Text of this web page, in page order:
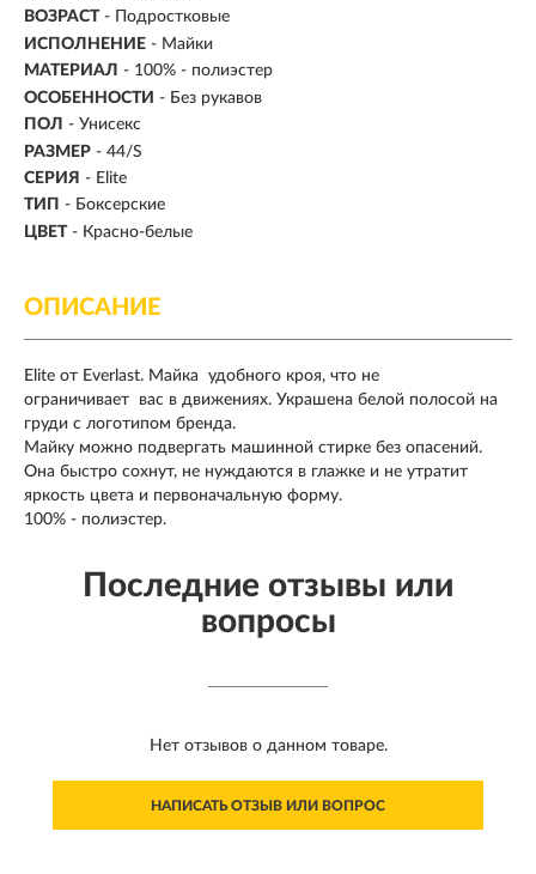
ВОЗРАСТ - Подростковые
ИСПОЛНЕНИЕ - Майки
МАТЕРИАЛ - 100% - полиэстер
ОСОБЕННОСТИ - Без рукавов
ПОЛ - Унисекс
РАЗМЕР - 44/S
СЕРИЯ - Elite
ТИП - Боксерские
ЦВЕТ - Красно-белые
ОПИСАНИЕ
Elite от Everlast. Майка удобного кроя, что не
ограничивает вас в движениях. Украшена белой полосой на
груди с логотипом бренда.
Майку можно подвергать машинной стирке без опасений.
Она быстро сохнут, не нуждаются в глажке и не утратит
яркость цвета и первоначальную форму.
100% - полиэстер.
Последние отзывы или
вопросы
Нет отзывов о данном товаре.
НАПИСАТЬ ОТЗЫВ ИЛИ ВОПРОС